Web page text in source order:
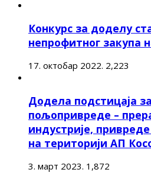
Конкурс за доделу
непрофитног закупа
17. октобар 2022. 2,223
Додела подстицаја
пољопривреде –
индустрије,
на територији АП
3. март 2023. 1,872